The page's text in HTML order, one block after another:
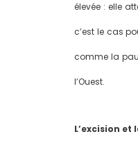
élevée : elle
c’est le cas
comme la
l’Ouest.
L’excision